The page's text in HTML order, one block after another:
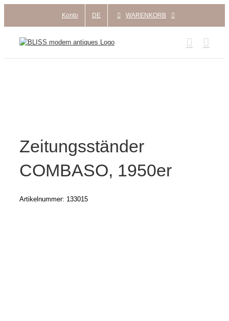
springen
Konto DE WARENKORB
Zeitungsständer
COMBASO, 1950er
Artikelnummer: 133015